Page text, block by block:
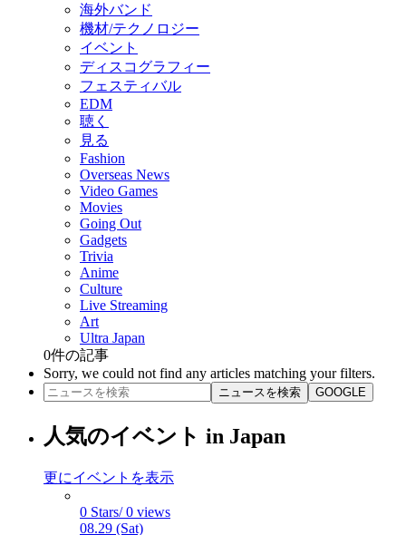
海外バンド
機材/テクノロジー
イベント
ディスコグラフィー
フェスティバル
EDM
聴く
見る
Fashion
Overseas News
Video Games
Movies
Going Out
Gadgets
Trivia
Anime
Culture
Live Streaming
Art
Ultra Japan
0件の記事
Sorry, we could not find any articles matching your filters.
ニュースを検索 GOOGLE
人気のイベント in Japan
更にイベントを表示
0 Stars/ 0 views
08.29 (Sat)